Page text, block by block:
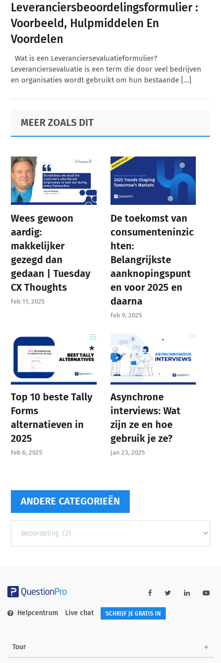
Leveranciersbeoordelingsformulier :
Voorbeeld, Hulpmiddelen En
Voordelen
Wat is een Leveranciersevaluatieformulier?
Leveranciersevaluatie is een term die door veel bedrijven
en organisaties wordt gebruikt om hun bestaande […]
Primary
Sidebar
Footer
MEER ZOALS DIT
Wees gewoon
aardig:
makkelijker
gezegd dan
gedaan | Tuesday
CX Thoughts
feb 11, 2025
De toekomst van
consumenteninzic
hten:
Belangrijkste
aanknopingspunt
en voor 2025 en
daarna
feb 9, 2025
Top 10 beste Tally
Forms
alternatieven in
2025
feb 6, 2025
Asynchrone
interviews: Wat
zijn ze en hoe
gebruik je ze?
jan 23, 2025
ANDERE CATEGORIEËN
categorieën
Helpcentrum Live chat SCHRIJF JE GRATIS IN
Tour